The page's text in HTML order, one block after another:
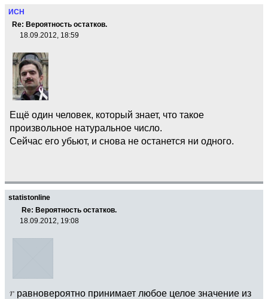
ИСН
Re: Вероятность остатков.
18.09.2012, 18:59
Ещё один человек, который знает, что такое
произвольное натуральное число.
Сейчас его убьют, и снова не останется ни одного.
statistonline
Re: Вероятность остатков.
18.09.2012, 19:08
равновероятно принимает любое целое значение из